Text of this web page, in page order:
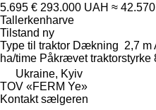
5.695 € 293.000 UAH ≈ 42.570
Tallerkenharve
Tilstand ny
Type til traktor Dækning 2,7 m
ha/time Påkrævet traktorstyrke
Ukraine, Kyiv
TOV «FERM Ye»
Kontakt sælgeren